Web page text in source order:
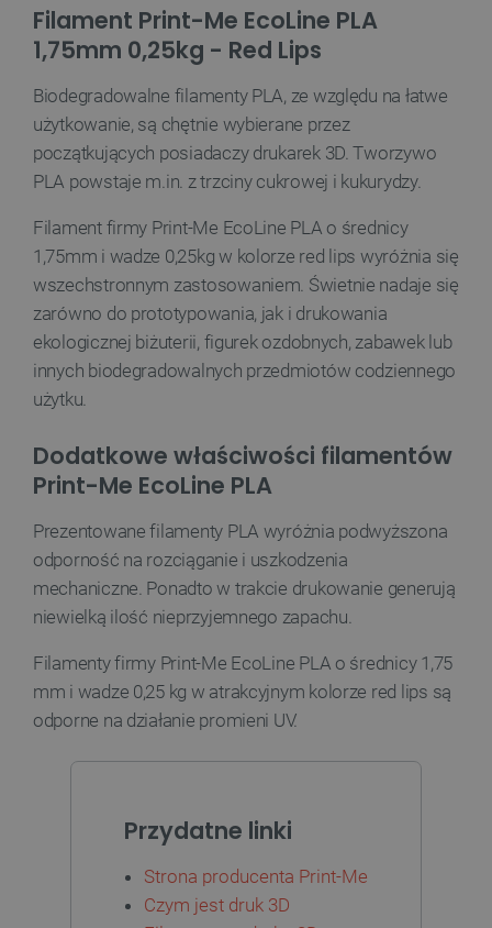
Filament Print-Me EcoLine PLA
1,75mm 0,25kg - Red Lips
Biodegradowalne filamenty PLA, ze względu na łatwe
użytkowanie, są chętnie wybierane przez
początkujących posiadaczy drukarek 3D. Tworzywo
PLA powstaje m.in. z trzciny cukrowej i kukurydzy.
Filament firmy Print-Me EcoLine PLA o średnicy
1,75mm i wadze 0,25kg w kolorze red lips wyróżnia się
wszechstronnym zastosowaniem. Świetnie nadaje się
zarówno do prototypowania, jak i drukowania
ekologicznej biżuterii, figurek ozdobnych, zabawek lub
innych biodegradowalnych przedmiotów codziennego
użytku.
Dodatkowe właściwości filamentów
Print-Me EcoLine PLA
Prezentowane filamenty PLA wyróżnia podwyższona
odporność na rozciąganie i uszkodzenia
mechaniczne. Ponadto w trakcie drukowanie generują
niewielką ilość nieprzyjemnego zapachu.
Filamenty firmy Print-Me EcoLine PLA o średnicy 1,75
mm i wadze 0,25 kg w atrakcyjnym kolorze red lips są
odporne na działanie promieni UV.
Przydatne linki
Strona producenta Print-Me
Czym jest druk 3D
.inpost.pl
__cf_bm
Cloudflare Inc.
PHPSESSID